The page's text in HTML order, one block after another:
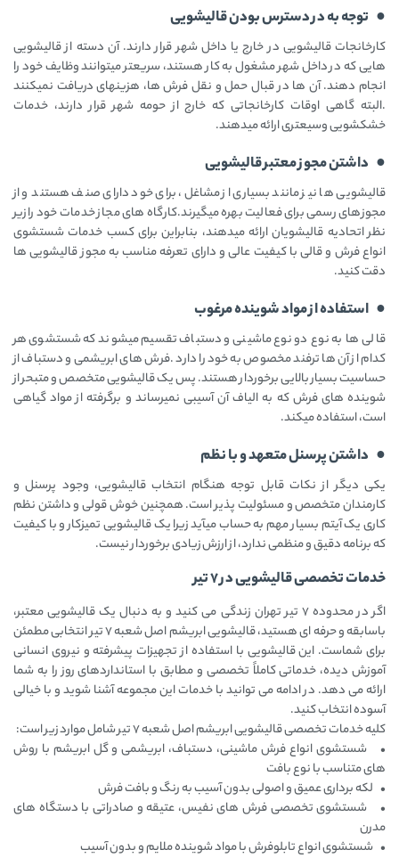
● توجه به در دسترس بودن قالیشویی
کارخانجات قالیشویی در خارج یا داخل شهر قرار دارند. آن دسته از قالیشویی
هایی که در داخل شهر مشغول به کار هستند، سریعتر میتوانند وظایف خود را
انجام دهند. آن ها در قبال حمل و نقل فرش ها، هزینهای دریافت نمیکنند
.البته گاهی اوقات کارخانجاتی که خارج از حومه شهر قرار دارند، خدمات
خشکشویی وسیعتری ارائه میدهند.
● داشتن مجوز معتبر قالیشویی
قالیشویی ها نیز مانند بسیاری از مشاغل، برای خود دارای صنف هستند و از
مجوزهای رسمی برای فعالیت بهره میگیرند.کارگاه های مجاز خدمات خود را زیر
نظر اتحادیه قالیشویان ارائه میدهند، بنابراین برای کسب خدمات شستشوی
انواع فرش و قالی با کیفیت عالی و دارای تعرفه مناسب به مجوز قالیشویی ها
دقت کنید.
● استفاده از مواد شوینده مرغوب
قالی ها به نوع دو نوع ماشینی و دستباف تقسیم میشوند که شستشوی هر
کدام از آن ها ترفند مخصوص به خود را دارد .فرش های ابریشمی و دستباف از
حساسیت بسیار بالایی برخوردار هستند. پس یک قالیشویی متخصص و متبحر از
شوینده های فرش که به الیاف آن آسیبی نمیرساند و برگرفته از مواد گیاهی
است، استفاده میکند.
● داشتن پرسنل متعهد و با نظم
یکی دیگر از نکات قابل توجه هنگام انتخاب قالیشویی، وجود پرسنل و
کارمندان متخصص و مسئولیت پذیر است. همچنین خوش قولی و داشتن نظم
کاری یک آیتم بسیار مهم به حساب میآید زیرا یک قالیشویی تمیزکار و با کیفیت
که برنامه دقیق و منظمی ندارد، از ارزش زیادی برخوردار نیست.
خدمات تخصصی قالیشویی در ۷ تیر
اگر در محدوده ۷ تیر تهران زندگی می ‌کنید و به ‌دنبال یک قالیشویی معتبر،
باسابقه و حرفه ‌ای هستید، قالیشویی ابریشم اصل شعبه ۷ تیر انتخابی مطمئن
برای شماست. این قالیشویی با استفاده از تجهیزات پیشرفته و نیروی انسانی
آموزش ‌دیده، خدماتی کاملاً تخصصی و مطابق با استانداردهای روز را به شما
ارائه می ‌دهد. در ادامه می ‌توانید با خدمات این مجموعه آشنا شوید و با خیالی
آسوده انتخاب کنید.
کلیه خدمات تخصصی قالیشویی ابریشم اصل شعبه ۷ تیر شامل موارد زیر است:
• شستشوی انواع فرش ماشینی، دستباف، ابریشمی و گل ‌ابریشم با روش
‌های متناسب با نوع بافت
• لکه ‌برداری عمیق و اصولی بدون آسیب به رنگ و بافت فرش
• شستشوی تخصصی فرش ‌های نفیس، عتیقه و صادراتی با دستگاه ‌های
مدرن
• شستشوی انواع تابلوفرش با مواد شوینده ملایم و بدون آسیب